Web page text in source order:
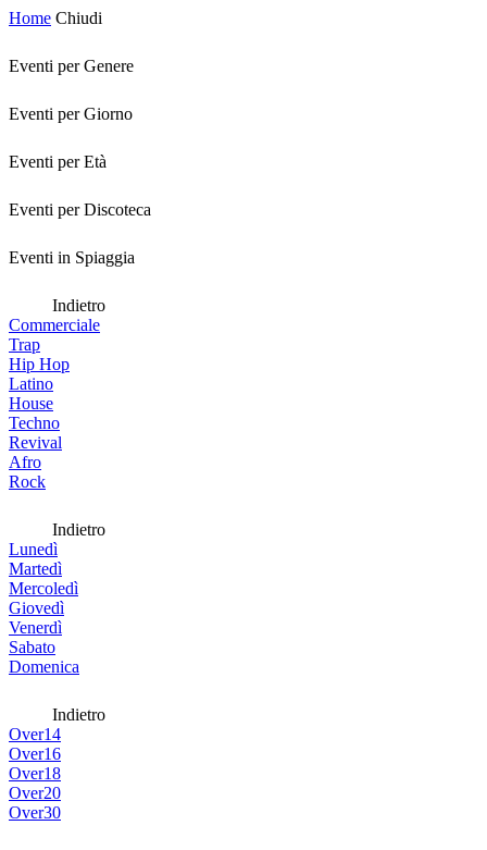
Home Chiudi
Eventi per Genere
Eventi per Giorno
Eventi per Età
Eventi per Discoteca
Eventi in Spiaggia
Indietro
Commerciale
Trap
Hip Hop
Latino
House
Techno
Revival
Afro
Rock
Indietro
Lunedì
Martedì
Mercoledì
Giovedì
Venerdì
Sabato
Domenica
Indietro
Over14
Over16
Over18
Over20
Over30